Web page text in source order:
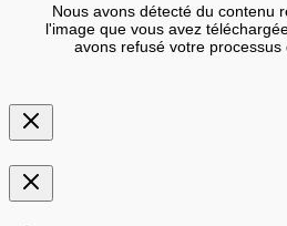
Nous avons détecté du contenu
l'image que vous avez
avons refusé votre